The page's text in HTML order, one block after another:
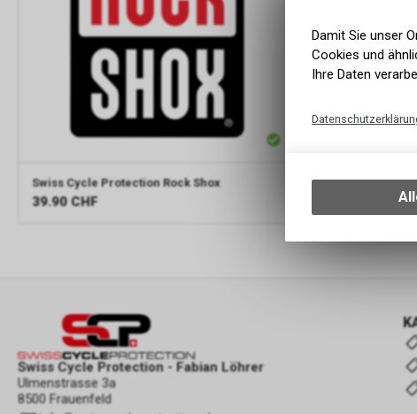
Swiss Cycle Protection Rock Shox
39.90 CHF
Swiss Cycle Protection - Fabian Löhrer
Ulmenstrasse 3a
8500 Frauenfeld
Damit Sie unser
Cookies und
Ihre Daten